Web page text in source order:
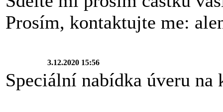
Prosím, kontaktujte me:
3.12.2020 15:56
Speciální nabídka úveru na